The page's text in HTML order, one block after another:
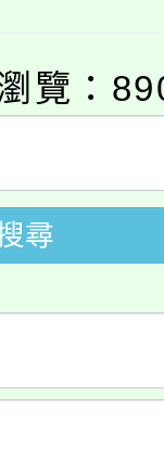
民語歌
年度第
選結果(
年度第
選結果(
學推廣
分析基
、社會
加。
辦理
動海報
觀特色
畫」
部表揚
獎」
覽：
尋